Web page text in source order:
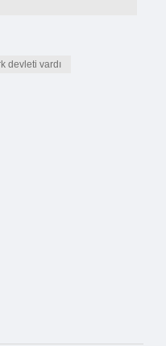
devleti vardı